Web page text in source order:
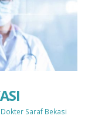
Dokter Saraf Bekasi